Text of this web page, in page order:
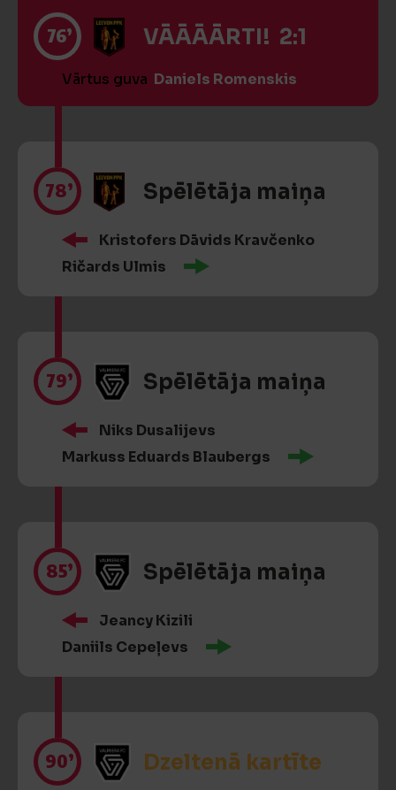
76’ VĀĀĀĀRTI! 2:1
Vārtus guva Daniels Romenskis
78’ Spēlētāja maiņa
Kristofers Dāvids Kravčenko
Ričards Ulmis
79’ Spēlētāja maiņa
Niks Dusalijevs
Markuss Eduards Blaubergs
85’ Spēlētāja maiņa
Jeancy Kizili
Daniils Cepeļevs
90’ Dzeltenā kartīte